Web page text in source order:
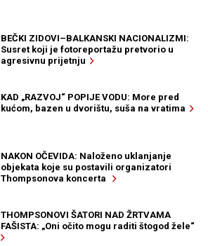
BEČKI ZIDOVI–BALKANSKI NACIONALIZMI:
Susret koji je fotoreportažu pretvorio u
agresivnu prijetnju
KAD „RAZVOJ“ POPIJE VODU: More pred
kućom, bazen u dvorištu, suša na vratima
NAKON OČEVIDA: Naloženo uklanjanje
objekata koje su postavili organizatori
Thompsonova koncerta
THOMPSONOVI ŠATORI NAD ŽRTVAMA
FAŠISTA: „Oni očito mogu raditi štogod žele“